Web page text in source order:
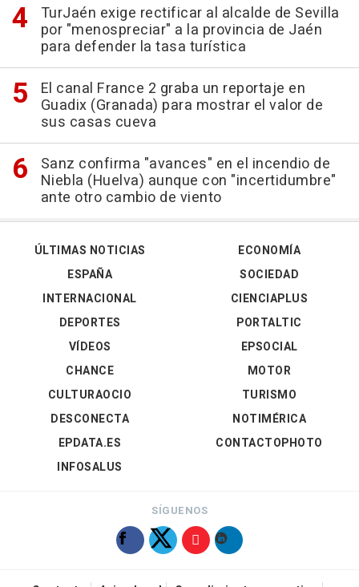
TurJaén exige rectificar al alcalde de Sevilla
por "menospreciar" a la provincia de Jaén
para defender la tasa turística
El canal France 2 graba un reportaje en
Guadix (Granada) para mostrar el valor de
sus casas cueva
Sanz confirma "avances" en el incendio de
Niebla (Huelva) aunque con "incertidumbre"
ante otro cambio de viento
ÚLTIMAS NOTICIAS
ESPAÑA
INTERNACIONAL
DEPORTES
VÍDEOS
ECONOMÍA
SOCIEDAD
CIENCIAPLUS
PORTALTIC
EPSOCIAL
CHANCE
CULTURAOCIO
DESCONECTA
EPDATA.ES
INFOSALUS
MOTOR
TURISMO
NOTIMÉRICA
CONTACTOPHOTO
SÍGUENOS